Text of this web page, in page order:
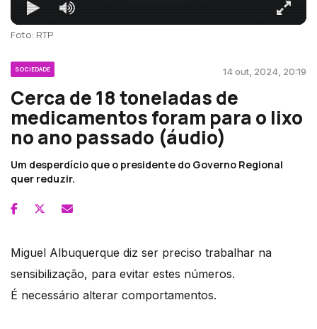
Foto: RTP
SOCIEDADE 14 out, 2024, 20:19
Cerca de 18 toneladas de
medicamentos foram para o lixo
no ano passado (áudio)
Um desperdício que o presidente do Governo Regional
quer reduzir.
Miguel Albuquerque diz ser preciso trabalhar na
sensibilização, para evitar estes números.
É necessário alterar comportamentos.